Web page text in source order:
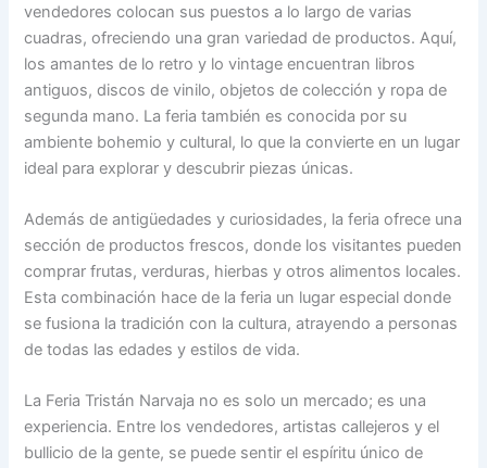
vendedores colocan sus puestos a lo largo de varias
cuadras, ofreciendo una gran variedad de productos. Aquí,
los amantes de lo retro y lo vintage encuentran libros
antiguos, discos de vinilo, objetos de colección y ropa de
segunda mano. La feria también es conocida por su
ambiente bohemio y cultural, lo que la convierte en un lugar
ideal para explorar y descubrir piezas únicas.
Además de antigüedades y curiosidades, la feria ofrece una
sección de productos frescos, donde los visitantes pueden
comprar frutas, verduras, hierbas y otros alimentos locales.
Esta combinación hace de la feria un lugar especial donde
se fusiona la tradición con la cultura, atrayendo a personas
de todas las edades y estilos de vida.
La Feria Tristán Narvaja no es solo un mercado; es una
experiencia. Entre los vendedores, artistas callejeros y el
bullicio de la gente, se puede sentir el espíritu único de